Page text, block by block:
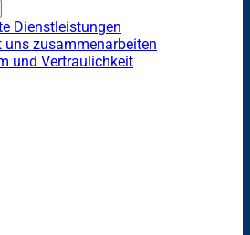
Dienstleistungen
uns zusammenarbeiten
und Vertraulichkeit